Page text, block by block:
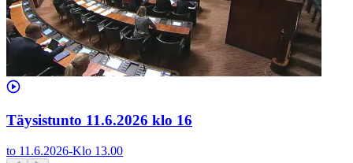
Täysistunto 11.6.2026 klo 16
to 11.6.2026-Klo 13.00